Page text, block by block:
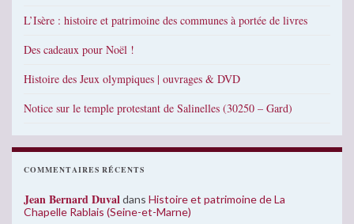
L’Isère : histoire et patrimoine des communes à portée de livres
Des cadeaux pour Noël !
Histoire des Jeux olympiques | ouvrages & DVD
Notice sur le temple protestant de Salinelles (30250 – Gard)
COMMENTAIRES RÉCENTS
Jean Bernard Duvaldans Histoire et patrimoine de La
Chapelle Rablais (Seine-et-Marne)